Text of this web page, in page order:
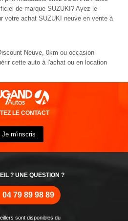
de marque SUZUKI? Ayez le
votre achat SUZUKI neuve en vente à
Neuve, 0km ou occasion
cette auto à l'achat ou en location
LE CONTACT
Je m'inscris
? UNE QUESTION ?
04 79 89 98 89
sont disponibles du